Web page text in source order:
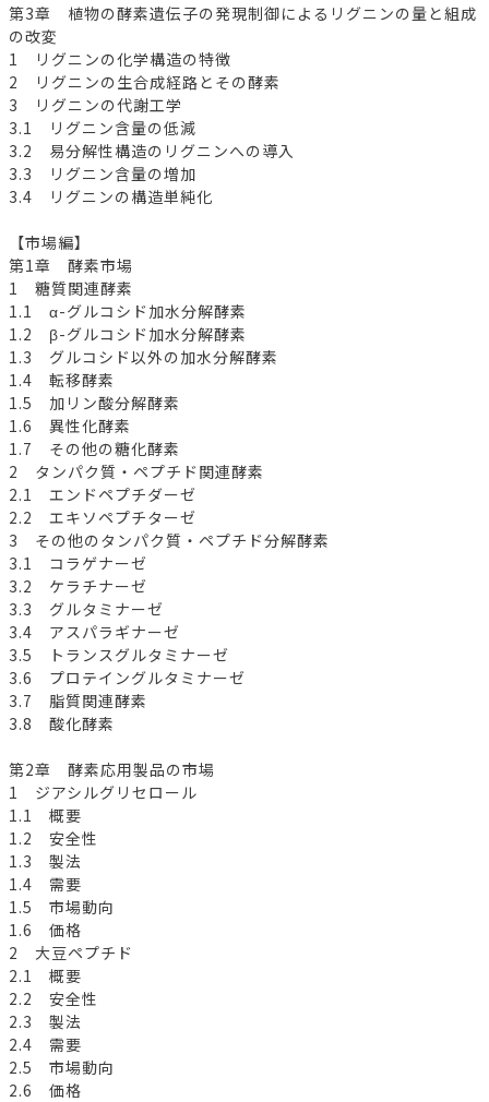
第3章 植物の酵素遺伝子の発現制御によるリグニンの量と組成
の改変
1 リグニンの化学構造の特徴
2 リグニンの生合成経路とその酵素
3 リグニンの代謝工学
3.1 リグニン含量の低減
3.2 易分解性構造のリグニンへの導入
3.3 リグニン含量の増加
3.4 リグニンの構造単純化
【市場編】
第1章 酵素市場
1 糖質関連酵素
1.1 α-グルコシド加水分解酵素
1.2 β-グルコシド加水分解酵素
1.3 グルコシド以外の加水分解酵素
1.4 転移酵素
1.5 加リン酸分解酵素
1.6 異性化酵素
1.7 その他の糖化酵素
2 タンパク質・ペプチド関連酵素
2.1 エンドペプチダーゼ
2.2 エキソペプチターゼ
3 その他のタンパク質・ペプチド分解酵素
3.1 コラゲナーゼ
3.2 ケラチナーゼ
3.3 グルタミナーゼ
3.4 アスパラギナーゼ
3.5 トランスグルタミナーゼ
3.6 プロテイングルタミナーゼ
3.7 脂質関連酵素
3.8 酸化酵素
第2章 酵素応用製品の市場
1 ジアシルグリセロール
1.1 概要
1.2 安全性
1.3 製法
1.4 需要
1.5 市場動向
1.6 価格
2 大豆ペプチド
2.1 概要
2.2 安全性
2.3 製法
2.4 需要
2.5 市場動向
2.6 価格